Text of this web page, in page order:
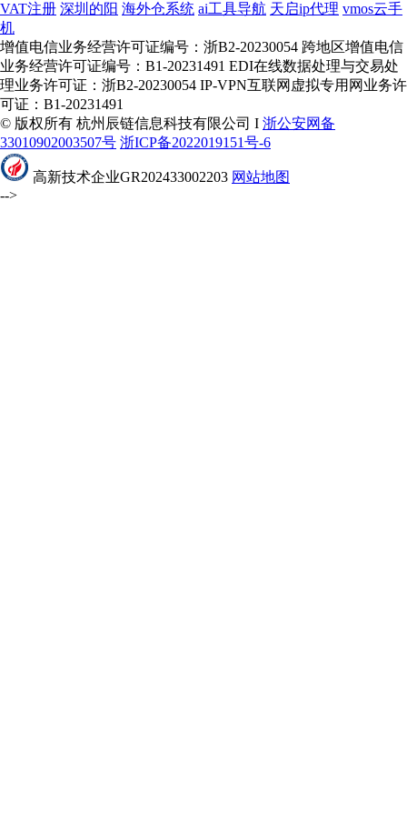
VAT注册 深圳的阳 海外仓系统 ai工具导航 天启ip代理 vmos云手
机
增值电信业务经营许可证编号：浙B2-20230054 跨地区增值电信
业务经营许可证编号：B1-20231491 EDI在线数据处理与交易处
理业务许可证：浙B2-20230054 IP-VPN互联网虚拟专用网业务许
可证：B1-20231491
© 版权所有 杭州辰链信息科技有限公司 I 浙公安网备
33010902003507号 浙ICP备2022019151号-6
高新技术企业GR202433002203 网站地图
-->